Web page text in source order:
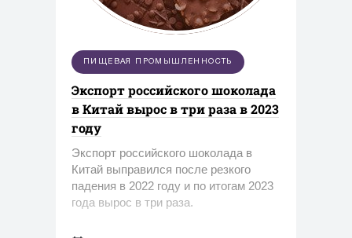
ПИЩЕВАЯ ПРОМЫШЛЕННОСТЬ
Экспорт российского шоколада
в Китай вырос в три раза в 2023
году
Экспорт российского шоколада в
Китай выправился после резкого
падения в 2022 году и по итогам 2023
года вырос в три раза.